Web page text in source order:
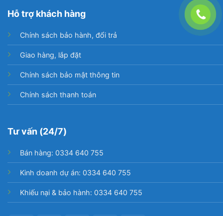
Nhìn chung, tủ lạnh Toshiba Inverter 194 lít GR-
A25VS (DS) có khá nhiều những yếu tố ghi điểm
trong mắt người dùng không chỉ với các thiết kế
Hỗ trợ khách hàng
Chính sách bảo hành, đổi trả
Giao hàng, lắp đặt
Chính sách bảo mật thông tin
Chính sách thanh toán
Tư vấn (24/7)
Bán hàng: 0334 640 755
Kinh doanh dự án: 0334 640 755
Khiếu nại & bảo hành: 0334 640 755